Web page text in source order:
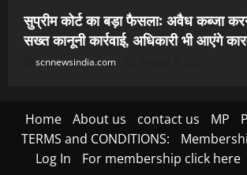
सुप्रीम कोर्ट का बड़ा फैसला: अवैध कब्जा
सख्त कानूनी कार्रवाई, अधिकारी भी आएंगे
scnnewsindia.com
Home About us contact us MP
TERMS and CONDITIONS:
Log In
For membership click here